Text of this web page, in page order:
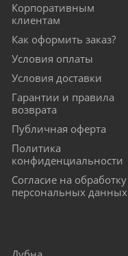
Корпоративным
клиентам
Как оформить заказ?
Условия оплаты
Условия доставки
Гарантии и правила
возврата
Публичная оферта
Политика
конфиденциальности
Согласие на обработку
персональных данных